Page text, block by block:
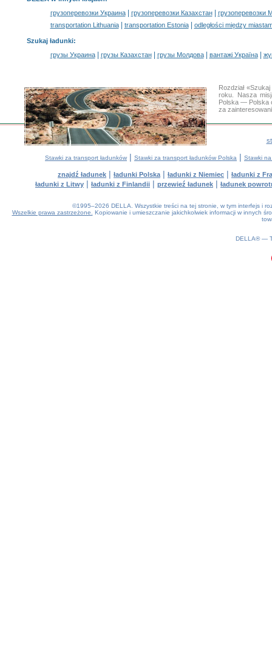
грузоперевозки Украина| грузоперевозки Казахстан|
грузоперевозки
transportation Lithuania| transportation Estonia| odległości między
Szukaj ładunki:
грузы Украина| грузы Казахстан| грузы Молдова| вантажі Україна|
Rozdział
roku. Nasza
Polska — Polska
za
Stawki za transport ładunków | Stawki za transport ładunków Polska | Stawki
znajdź ładunek | ładunki Polska | ładunki z Niemiec | ładunki z
ładunki z Litwy | ładunki z Finlandii | przewieź ładunek | ładunek
©1995–2026 DELLA. Wszystkie treści na tej stronie, w tym interfejs i
Wszelkie prawa zastrzeżone.
Kopiowanie i umieszczanie jakichkolwiek informacji w innych
DELLA® —